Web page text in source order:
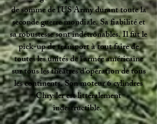
de somme de l'US Army durant toute la
seconde guerre mondiale. Sa fiabilité et
sa robustesse sont indétrônables. Il fut le
pick-up de transport à tout faire de
toutes les unités de l'armée américaine
sur tous les théâtres d'opération de tous
les continents. Son moteur 6 cylindres
Chrysler est littéralement
indestructible.